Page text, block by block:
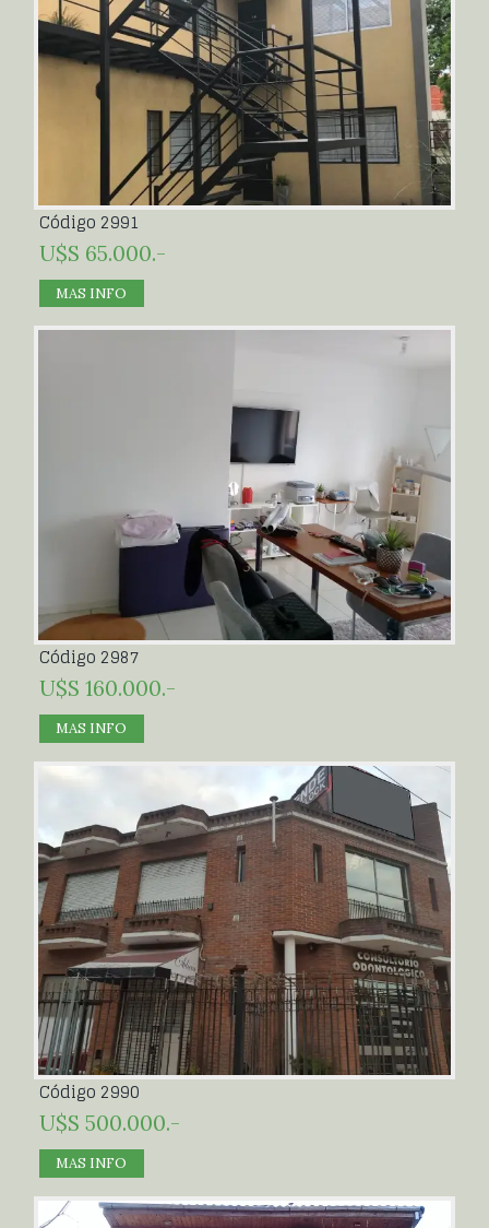
Código 2991
U$S 65.000.-
MAS INFO
Código 2987
U$S 160.000.-
MAS INFO
Código 2990
U$S 500.000.-
MAS INFO